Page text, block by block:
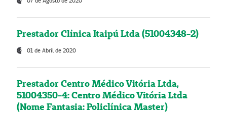
Prestador Clínica Itaipú Ltda (51004348-2)
01 de Abril de 2020
Prestador Centro Médico Vitória Ltda,
51004350-4: Centro Médico Vitória Ltda
(Nome Fantasia: Policlínica Master)